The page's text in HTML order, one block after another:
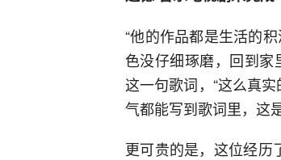
“他的作品都是生活的
色没仔细琢磨，回到家
这一句歌词，“这么真
气都能写到歌词里，这
更可贵的是，这位经历